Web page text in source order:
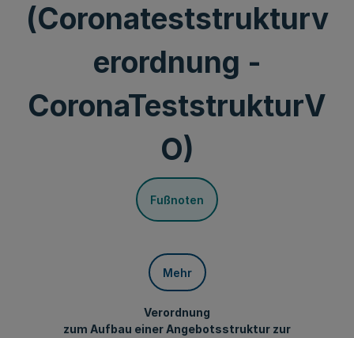
(Coronateststrukturv
erordnung -
CoronaTeststrukturV
O)
Fußnoten
Mehr
Verordnung
zum Aufbau einer Angebotsstruktur zur